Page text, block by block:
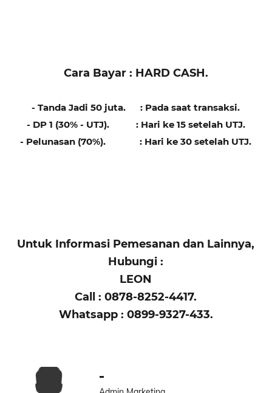
Cara Bayar : HARD CASH.
- Tanda Jadi 50 juta. : Pada saat transaksi.
- DP 1 (30% - UTJ). : Hari ke 15 setelah UTJ.
- Pelunasan (70%). : Hari ke 30 setelah UTJ.
Untuk Informasi Pemesanan dan Lainnya,
Hubungi :
LEON
Call : 0878-8252-4417.
Whatsapp : 0899-9327-433.
-